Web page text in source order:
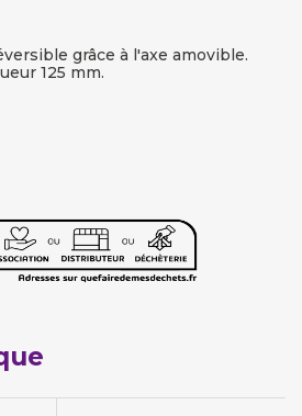
grâce à l'axe amovible.
125 mm.